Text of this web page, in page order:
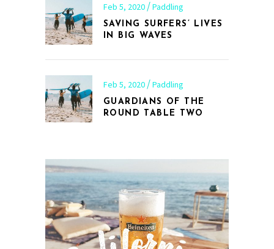
Feb 5, 2020 Paddling
SAVING SURFERS’ LIVES
IN BIG WAVES
Feb 5, 2020 Paddling
GUARDIANS OF THE
ROUND TABLE TWO